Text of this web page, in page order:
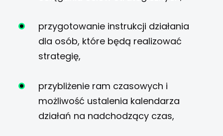
przygotowanie instrukcji działania
dla osób, które będą realizować
strategię,
przybliżenie ram czasowych i
możliwość ustalenia kalendarza
działań na nadchodzący czas,